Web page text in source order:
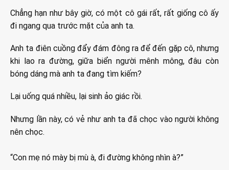
Chẳng hạn như bây giờ, có một cô gái rất, rất giống cô ấy
đi ngang qua trước mặt của anh ta.
Anh ta điên cuồng đẩy đám đông ra để đến gặp cô, nhưng
khi lao ra đường, giữa biển người mênh mông, đâu còn
bóng dáng mà anh ta đang tìm kiếm?
Lại uống quá nhiều, lại sinh ảo giác rồi.
Nhưng lần này, có vẻ như anh ta đã chọc vào người không
nên chọc.
“Con mẹ nó mày bị mù à, đi đường không nhìn à?”